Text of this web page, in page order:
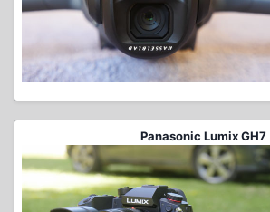
Panasonic Lumix GH7